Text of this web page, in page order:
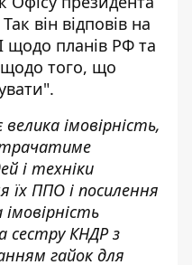
він відповів на
щодо планів РФ та
щодо того, що
імовірність,
і техніки
їх ППО і посилення
сестру КНДР з
гайок для